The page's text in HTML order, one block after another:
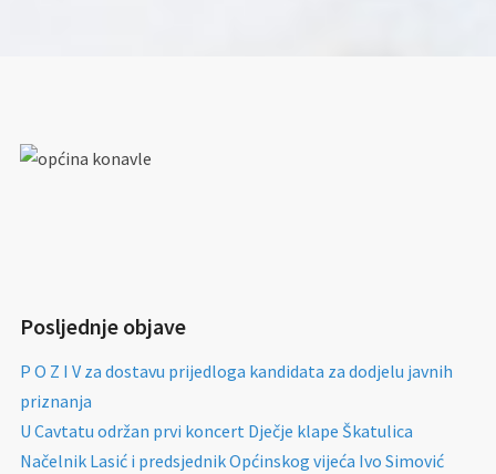
Posljednje objave
P O Z I V za dostavu prijedloga kandidata za dodjelu javnih
priznanja
U Cavtatu održan prvi koncert Dječje klape Škatulica
Načelnik Lasić i predsjednik Općinskog vijeća Ivo Simović